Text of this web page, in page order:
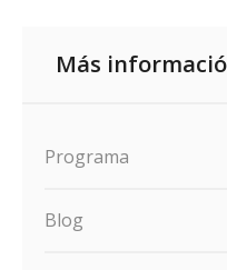
Más
Programa
Blog